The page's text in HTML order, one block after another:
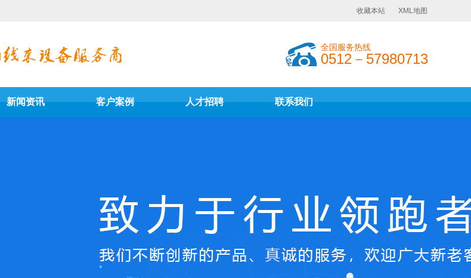
收藏本站 XML地图
全国服务热线
0512－57980713
新闻资讯 客户案例 人才招聘 联系我们